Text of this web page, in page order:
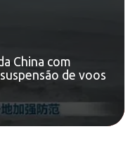
China com
de voos